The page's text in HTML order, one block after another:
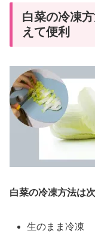
白菜の冷凍
えて便利
白菜の冷凍方法は
生のまま冷凍